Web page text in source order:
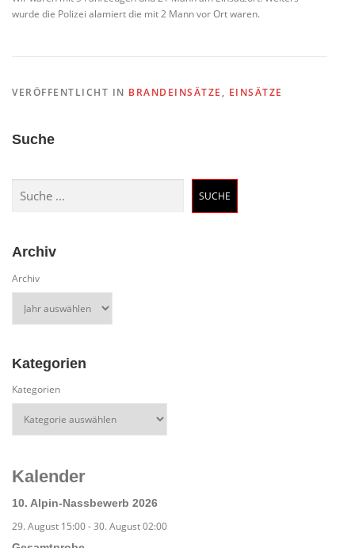
wurde die Polizei alamiert die mit 2 Mann vor Ort waren.
VERÖFFENTLICHT IN BRANDEINSÄTZE , EINSÄTZE
Suche
SUCHE
Archiv
Archiv
Kategorien
Kategorien
Kalender
10. Alpin-Nassbewerb 2026
29. August 15:00-30. August 02:00